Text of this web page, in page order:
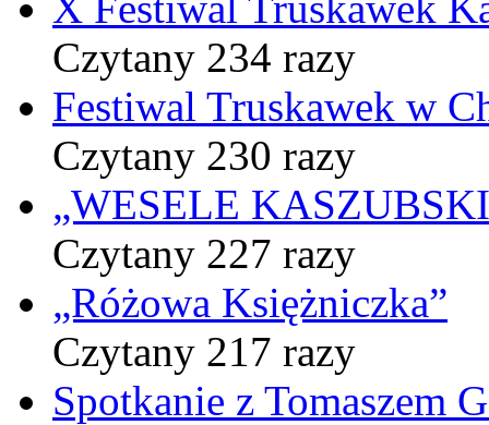
Czytany 234 razy
Festiwal Truskawek w
Czytany 230 razy
„WESELE
Czytany 227 razy
„Różowa Księżniczka”
Czytany 217 razy
Spotkanie z Tomaszem